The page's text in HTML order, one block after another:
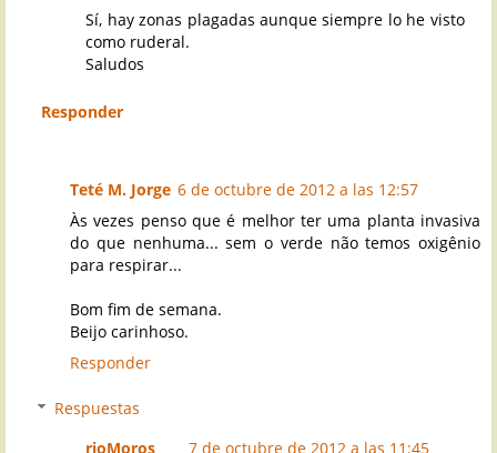
Sí, hay zonas plagadas aunque siempre lo he visto
como ruderal.
Saludos
Responder
Teté M. Jorge 6 de octubre de 2012 a las 12:57
Às vezes penso que é melhor ter uma planta invasiva
do que nenhuma... sem o verde não temos oxigênio
para respirar...
Bom fim de semana.
Beijo carinhoso.
Responder
Respuestas
rioMoros
7 de octubre de 2012 a las 11:45